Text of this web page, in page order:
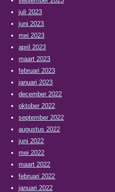
juli 2023
juni 2023
mei 2023
april 2023
maart 2023
februari 2023
januari 2023
december 2022
oktober 2022
september 2022
augustus 2022
juni 2022
mei 2022
maart 2022
februari 2022
januari 2022